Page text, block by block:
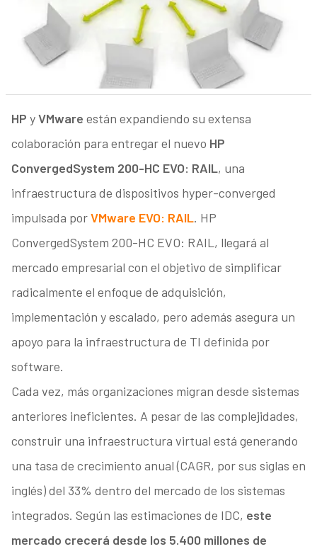
HP yVMware están expandiendo su extensa
colaboración para entregar el nuevo HP
ConvergedSystem 200-HC EVO: RAIL, una
infraestructura de dispositivos hyper-converged
impulsada porVMware EVO: RAIL. HP
ConvergedSystem 200-HC EVO: RAIL, llegará al
mercado empresarial con el objetivo de simplificar
radicalmente el enfoque de adquisición,
implementación y escalado, pero además asegura un
apoyo para la infraestructura de TI definida por
software.
Cada vez, más organizaciones migran desde sistemas
anteriores ineficientes. A pesar de las complejidades,
construir una infraestructura virtual está generando
una tasa de crecimiento anual (CAGR, por sus siglas en
inglés) del 33% dentro del mercado de los sistemas
integrados. Según las estimaciones de IDC, este
mercado crecerá desde los 5.400 millones de